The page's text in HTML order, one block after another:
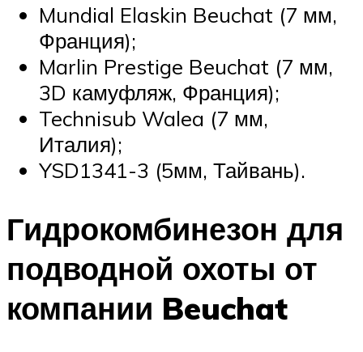
Mundial Elaskin Beuchat (7 мм,
Франция);
Marlin Prestige Beuchat (7 мм,
3D камуфляж, Франция);
Technisub Walea (7 мм,
Италия);
YSD1341-3 (5мм, Тайвань).
Гидрокомбинезон для
подводной охоты от
компании Beuchat